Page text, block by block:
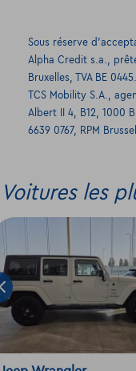
Sous réserve
Alpha Credit s.a.,
Bruxelles, TVA BE
TCS Mobility S.A.,
Albert II 4, B12, 1000
6639 0767, RPM Brussel.
Voitures les